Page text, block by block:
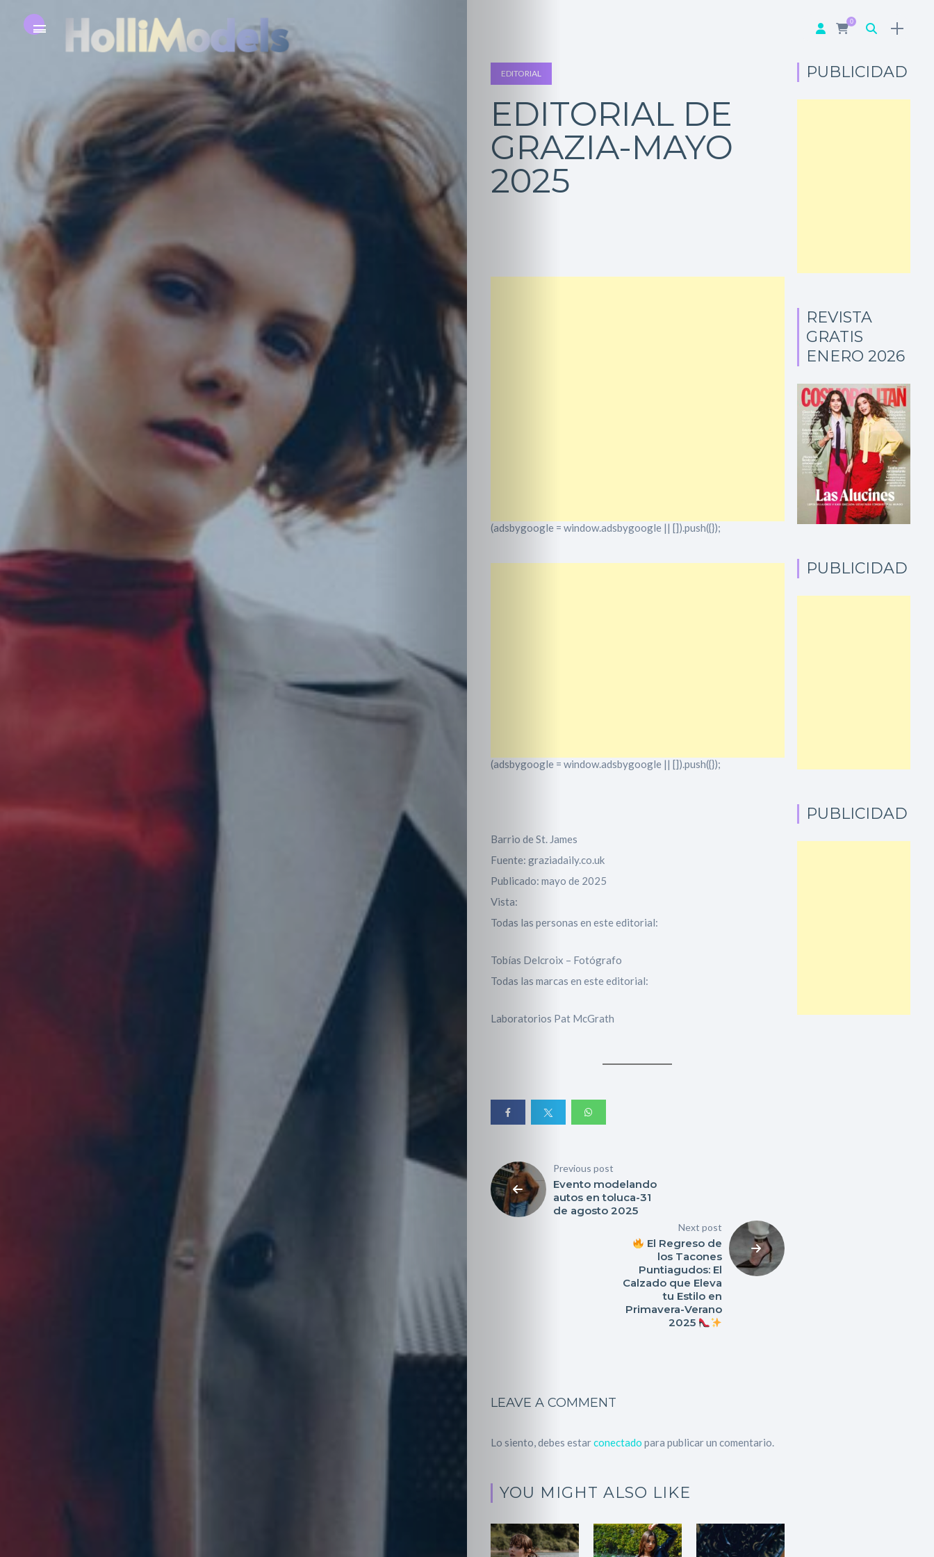
0
Inicio
social
Miembros
Eventos
y
y
de
revista
EDITORIAL
EDITORIAL DE
GRAZIA-MAYO
2025
(adsbygoogle = window.adsbygoogle || []).push({});
(adsbygoogle = window.adsbygoogle || []).push({});
Barrio de St. James
Fuente: graziadaily.co.uk
Publicado: mayo de 2025
Vista:
Todas las personas en este editorial:
Tobías Delcroix – Fotógrafo
Todas las marcas en este editorial:
Laboratorios Pat McGrath
Previous post
Evento modelando
autos en toluca-31
de agosto 2025
Next post
El Regreso de
los Tacones
Puntiagudos: El
Calzado que Eleva
tu Estilo en
Primavera-Verano
2025
LEAVE A COMMENT
Lo siento, debes estarconectado para publicar un comentario.
YOU MIGHT ALSO LIKE
PUBLICIDAD
REVISTA
GRATIS
ENERO 2026
PUBLICIDAD
PUBLICIDAD